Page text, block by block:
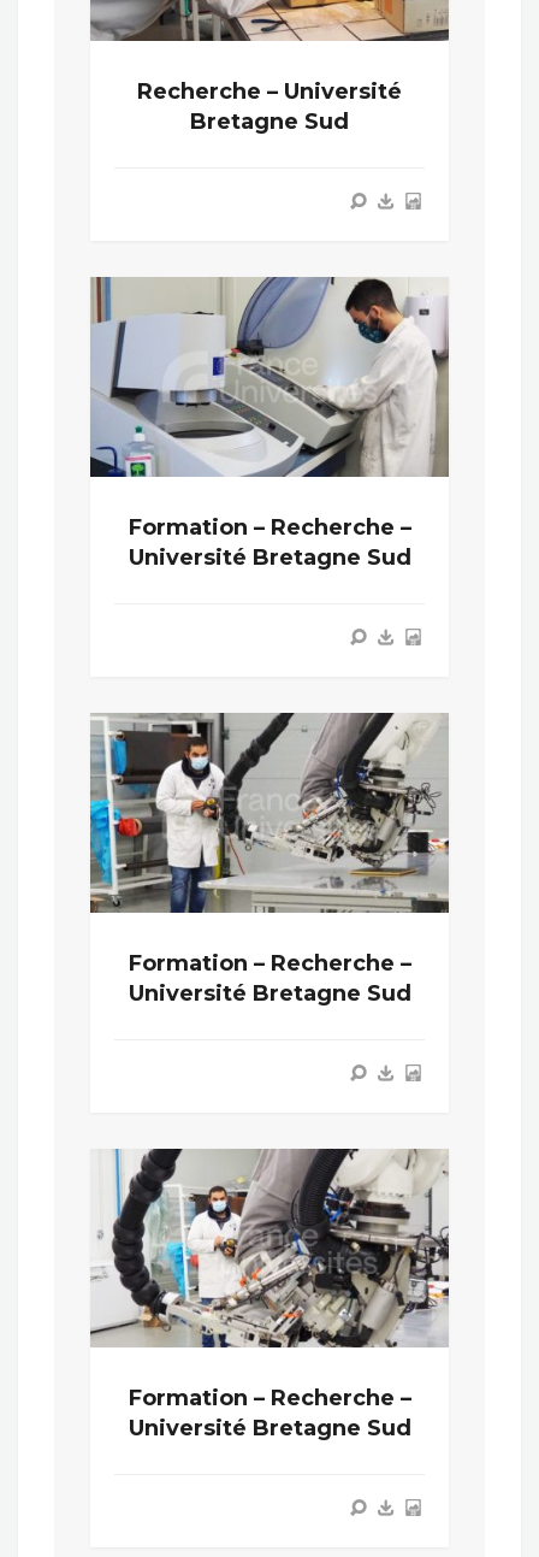
Recherche – Université
Bretagne Sud
Formation – Recherche –
Université Bretagne Sud
Formation – Recherche –
Université Bretagne Sud
Formation – Recherche –
Université Bretagne Sud